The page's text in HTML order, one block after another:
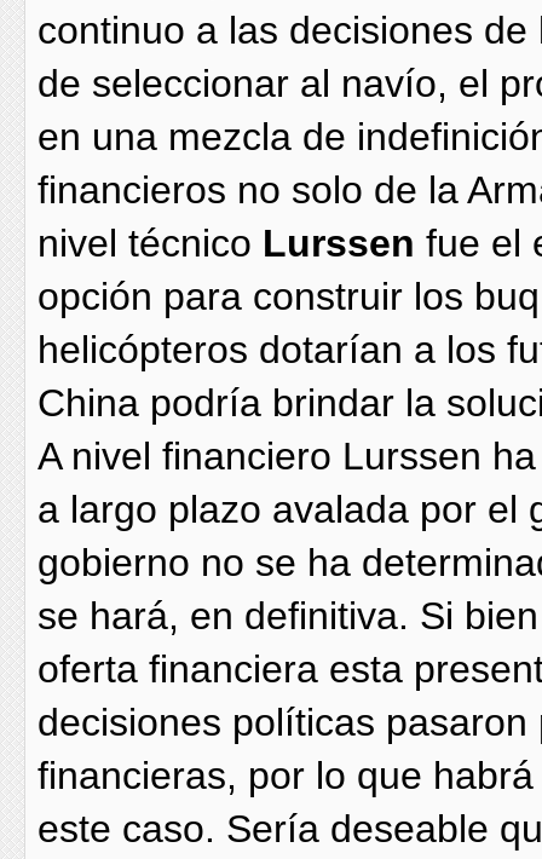
continuo a las decisiones
de seleccionar al navío, el
en una mezcla de
financieros no solo de la
nivel técnico Lurssen fue el
opción para construir los
helicópteros dotarían a los
China podría brindar la
A nivel financiero Lurssen
a largo plazo avalada por el
gobierno no se ha
se hará, en definitiva. Si
oferta financiera esta
decisiones políticas
financieras, por lo que
este caso. Sería deseable